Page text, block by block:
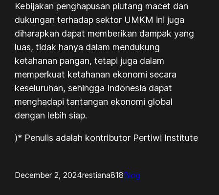
Kebijakan penghapusan piutang macet dan
dukungan terhadap sektor UMKM ini juga
diharapkan dapat memberikan dampak yang
luas, tidak hanya dalam mendukung
ketahanan pangan, tetapi juga dalam
memperkuat ketahanan ekonomi secara
keseluruhan, sehingga Indonesia dapat
menghadapi tantangan ekonomi global
dengan lebih siap.
)* Penulis adalah kontributor Pertiwi Institute
December 2, 2024restiana818Blog